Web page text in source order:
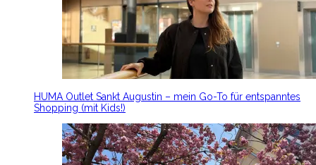
HUMA Outlet Sankt Augustin – mein Go-To für entspanntes
Shopping (mit Kids!)